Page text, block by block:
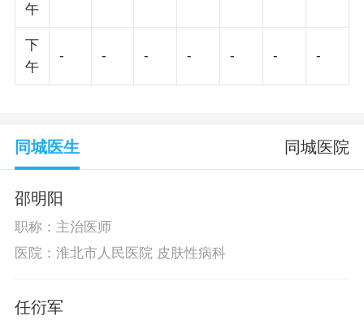
午
下
午
- - - - - - -
同城医生 同城医院
邵明阳
职称：主治医师
医院：淮北市人民医院 皮肤性病科
任衍军